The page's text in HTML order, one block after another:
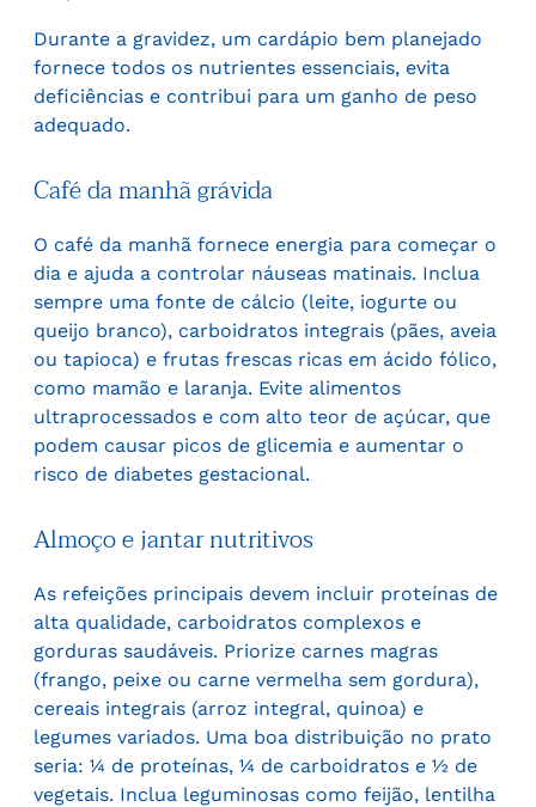
Durante a gravidez, um cardápio bem planejado
fornece todos os nutrientes essenciais, evita
deficiências e contribui para um ganho de peso
adequado.
Café da manhã grávida
O café da manhã fornece energia para começar o
dia e ajuda a controlar náuseas matinais. Inclua
sempre uma fonte de cálcio (leite, iogurte ou
queijo branco), carboidratos integrais (pães, aveia
ou tapioca) e frutas frescas ricas em ácido fólico,
como mamão e laranja. Evite alimentos
ultraprocessados e com alto teor de açúcar, que
podem causar picos de glicemia e aumentar o
risco de diabetes gestacional.
Almoço e jantar nutritivos
As refeições principais devem incluir proteínas de
alta qualidade, carboidratos complexos e
gorduras saudáveis. Priorize carnes magras
(frango, peixe ou carne vermelha sem gordura),
cereais integrais (arroz integral, quinoa) e
legumes variados. Uma boa distribuição no prato
seria: ¼ de proteínas, ¼ de carboidratos e ½ de
vegetais. Inclua leguminosas como feijão, lentilha